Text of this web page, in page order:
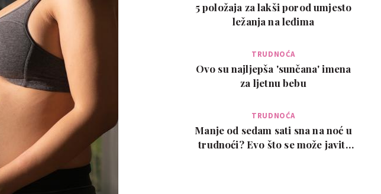
5 položaja za lakši porod umjesto
ležanja na leđima
TRUDNOĆA
Ovo su najljepša 'sunčana' imena
za ljetnu bebu
TRUDNOĆA
Manje od sedam sati sna na noć u
trudnoći? Evo što se može javiti